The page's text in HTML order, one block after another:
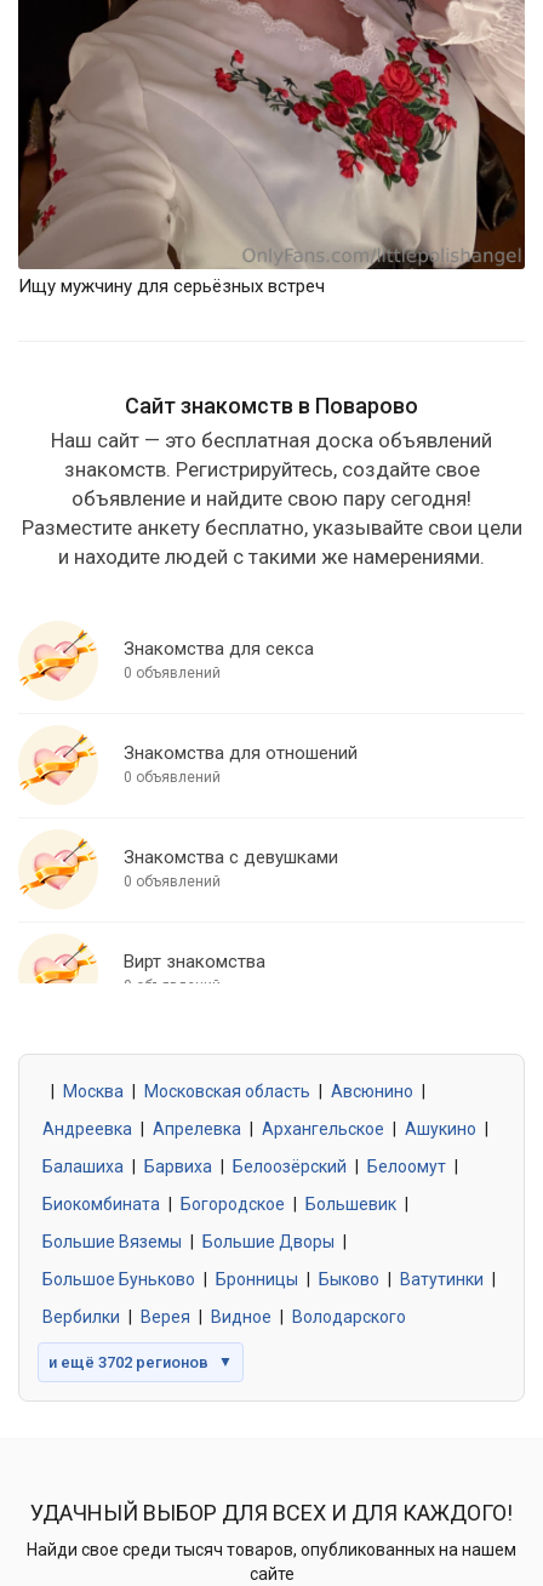
Ищу мужчину для серьёзных встреч
Сайт знакомств в Поварово
Наш сайт — это бесплатная доска объявлений
знакомств. Регистрируйтесь, создайте свое
объявление и найдите свою пару сегодня!
Разместите анкету бесплатно, указывайте свои цели
и находите людей с такими же намерениями.
Знакомства для секса
0 объявлений
Знакомства для отношений
0 объявлений
Знакомства с девушками
0 объявлений
Вирт знакомства
0 объявлений
0 объявлений
Знакомства без обязательств
0 объявлений
Москва Московская область Авсюнино
Андреевка
Апрелевка Архангельское Ашукино
Балашиха
Барвиха Белоозёрский Белоомут
Биокомбината
Богородское Большевик
Большие Вяземы
Большие Дворы
Большое Буньково
Бронницы Быково Ватутинки
Вербилки
Верея Видное Володарского
и ещё 3702 регионов ▼
УДАЧНЫЙ ВЫБОР ДЛЯ ВСЕХ И ДЛЯ КАЖДОГО!
Найди свое среди тысяч товаров, опубликованных на нашем
сайте